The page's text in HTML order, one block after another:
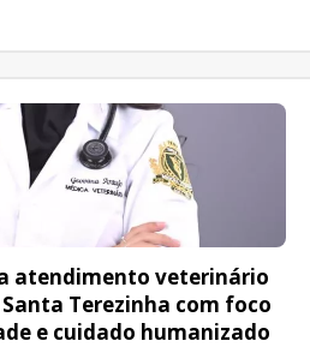
atendimento veterinário
Terezinha com foco
e cuidado humanizado